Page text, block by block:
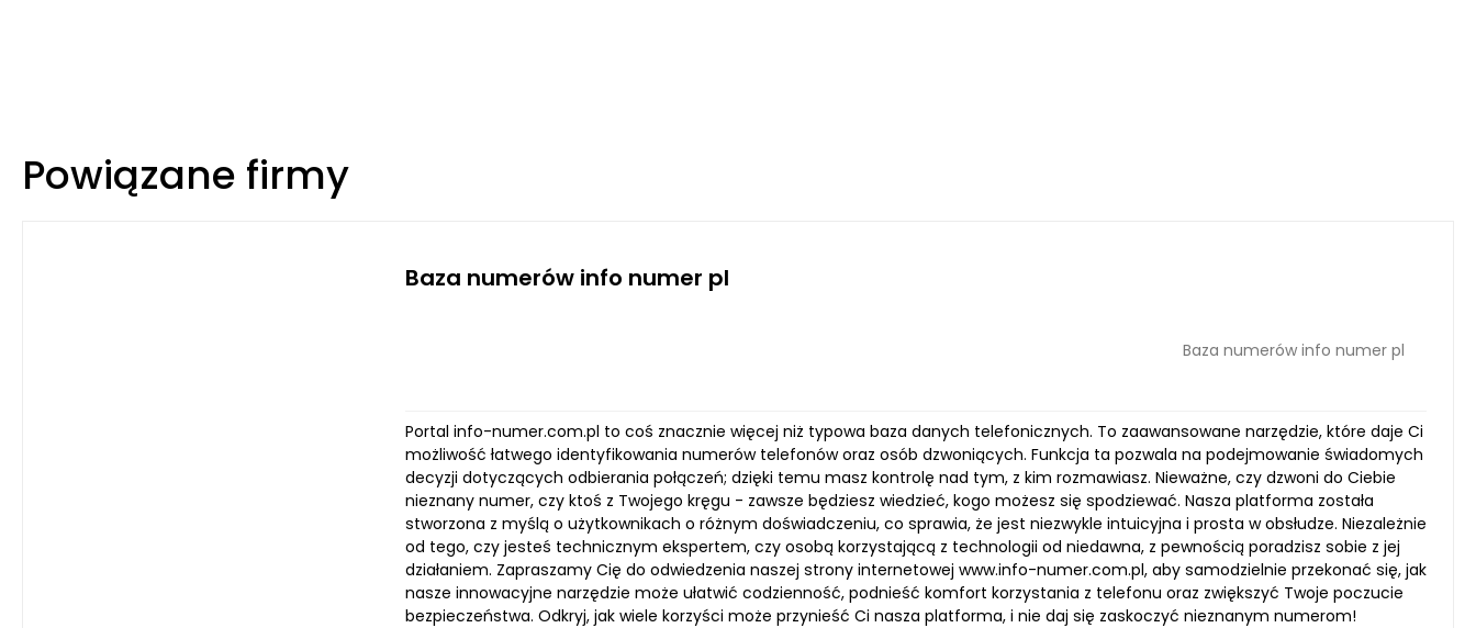
Powiązane firmy
Baza numerów info numer pl
Baza numerów info numer pl
Portal info-numer.com.pl to coś znacznie więcej niż typowa baza danych telefonicznych. To zaawansowane narzędzie, które daje Ci
możliwość łatwego identyfikowania numerów telefonów oraz osób dzwoniących. Funkcja ta pozwala na podejmowanie świadomych
decyzji dotyczących odbierania połączeń; dzięki temu masz kontrolę nad tym, z kim rozmawiasz. Nieważne, czy dzwoni do Ciebie
nieznany numer, czy ktoś z Twojego kręgu - zawsze będziesz wiedzieć, kogo możesz się spodziewać. Nasza platforma została
stworzona z myślą o użytkownikach o różnym doświadczeniu, co sprawia, że jest niezwykle intuicyjna i prosta w obsłudze. Niezależnie
od tego, czy jesteś technicznym ekspertem, czy osobą korzystającą z technologii od niedawna, z pewnością poradzisz sobie z jej
działaniem. Zapraszamy Cię do odwiedzenia naszej strony internetowej www.info-numer.com.pl, aby samodzielnie przekonać się, jak
nasze innowacyjne narzędzie może ułatwić codzienność, podnieść komfort korzystania z telefonu oraz zwiększyć Twoje poczucie
bezpieczeństwa. Odkryj, jak wiele korzyści może przynieść Ci nasza platforma, i nie daj się zaskoczyć nieznanym numerom!